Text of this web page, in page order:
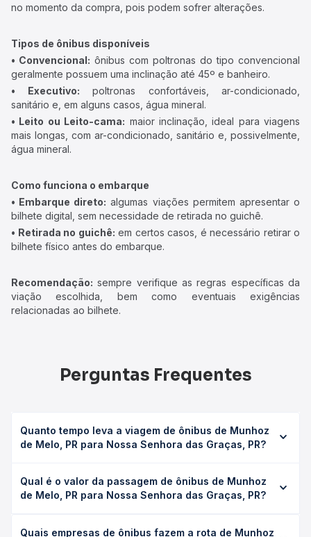
no momento da compra, pois podem sofrer alterações.
Tipos de ônibus disponíveis
• Convencional: ônibus com poltronas do tipo convencional
geralmente possuem uma inclinação até 45º e banheiro.
• Executivo: poltronas confortáveis, ar-condicionado,
sanitário e, em alguns casos, água mineral.
• Leito ou Leito-cama: maior inclinação, ideal para viagens
mais longas, com ar-condicionado, sanitário e, possivelmente,
água mineral.
Como funciona o embarque
• Embarque direto: algumas viações permitem apresentar o
bilhete digital, sem necessidade de retirada no guichê.
• Retirada no guichê: em certos casos, é necessário retirar o
bilhete físico antes do embarque.
Recomendação: sempre verifique as regras específicas da
viação escolhida, bem como eventuais exigências
relacionadas ao bilhete.
Perguntas Frequentes
Quanto tempo leva a viagem de ônibus de Munhoz
de Melo, PR para Nossa Senhora das Graças, PR?
Senhora das Graças, PR leva em média 0 horas, podendo
variar conforme a viação, o tipo de serviço (convencional,
Qual é o valor da passagem de ônibus de Munhoz
de Melo, PR para Nossa Senhora das Graças, PR?
para Nossa Senhora das Graças, PR custa em média não
Quais empresas de ônibus fazem a rota de Munhoz